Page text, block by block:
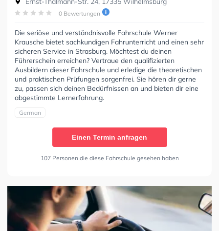
0 Bewertungen
Die seriöse und verständnisvolle Fahrschule Werner
Krausche bietet sachkundigen Fahrunterricht und einen sehr
sicheren Service in Strasburg. Möchtest du deinen
Führerschein erreichen? Vertraue den qualifizierten
Ausbildern dieser Fahrschule und erledige die theoretischen
und praktischen Prüfungen sorgenfrei. Sie hören dir gerne
zu, passen sich deinen Bedürfnissen an und bieten dir eine
abgestimmte Lernerfahrung.
German
Einen Termin anfragen
107 Personen die diese Fahrschule gesehen haben